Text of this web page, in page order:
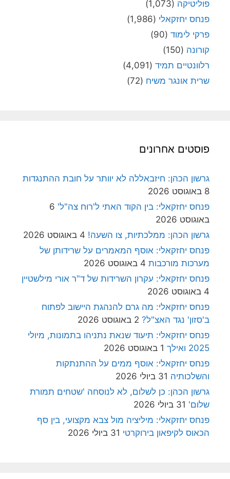
פוליטיקה (1,073)
פנחס יחזקאלי (1,986)
פרקי לימוד (90)
קורונה (150)
רלוונטיים תמיד (4,091)
שרית אונגר משיח (72)
פוסטים אחרונים
גרשון הכהן: חיזבאללה לא יוותר על חובת ההתנגדות
8 באוגוסט 2026
פנחס יחזקאלי: בין הקוד האתי ל'רוח צה"ל' 6
באוגוסט 2026
גרשון הכהן: ממלכתיות, צו השעה! 4 באוגוסט 2026
פנחס יחזקאלי: אוסף המאמרים על שרידותן של
מערכות מורכבות 4 באוגוסט 2026
פנחס יחזקאלי: עקרון השרידות של ד"ר אורי מילשטיין
4 באוגוסט 2026
פנחס יחזקאלי: מה גרם להנהגת היישוב לפתוח
ב'סזון' נגד האצ"ל? 2 באוגוסט 2026
פנחס יחזקאלי: תיעוד שנאת נתניהו בתמונות, מיולי
2025 ואילך
1 באוגוסט 2026
פנחס יחזקאלי: אוסף ממים על ההתנתקות
והשלכותיה 31 ביולי 2026
גרשון הכהן: כן לשלום, לא לנוסחה 'שטחים תמורת
שלום' 31 ביולי 2026
פנחס יחזקאלי: מיליציה מול צבא מקצועי, בין סף
הכאוס לקיפאון בירוקרטי 31 ביולי 2026